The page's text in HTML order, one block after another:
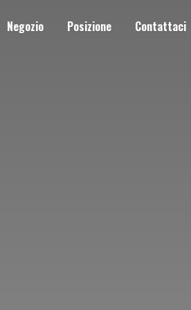
Negozio Posizione Contattaci